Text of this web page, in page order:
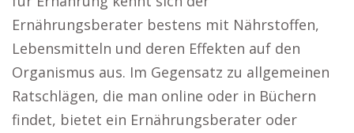
Ernährungsberater bestens mit Nährstoffen,
Lebensmitteln und deren Effekten auf den
Organismus aus. Im Gegensatz zu allgemeinen
Ratschlägen, die man online oder in Büchern
findet, bietet ein Ernährungsberater oder